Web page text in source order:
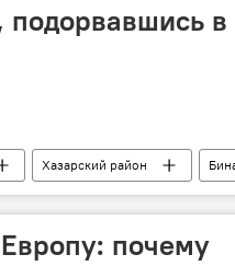
подорвавшись
Хазарский район
почему